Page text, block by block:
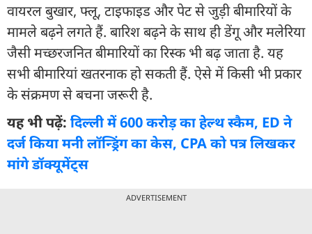
वायरल बुखार, फ्लू, टाइफाइड और पेट से जुड़ी बीमारियों के
मामले बढ़ने लगते हैं. बारिश बढ़ने के साथ ही डेंगू और मलेरिया
जैसी मच्छरजनित बीमारियों का रिस्क भी बढ़ जाता है. यह
सभी बीमारियां खतरनाक हो सकती हैं. ऐसे में किसी भी प्रकार
के संक्रमण से बचना जरूरी है.
यह भी पढ़ें: दिल्ली में 600 करोड़ का हेल्थ स्कैम, ED ने
दर्ज किया मनी लॉन्ड्रिंग का केस, CPA को पत्र लिखकर
मांगे डॉक्यूमेंट्स
ADVERTISEMENT